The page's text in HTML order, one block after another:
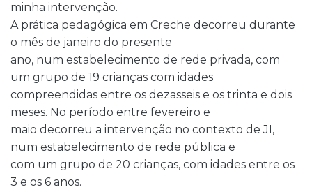
minha intervenção.
A prática pedagógica em Creche decorreu durante
o mês de janeiro do presente
ano, num estabelecimento de rede privada, com
um grupo de 19 crianças com idades
compreendidas entre os dezasseis e os trinta e dois
meses. No período entre fevereiro e
maio decorreu a intervenção no contexto de JI,
num estabelecimento de rede pública e
com um grupo de 20 crianças, com idades entre os
3 e os 6 anos.